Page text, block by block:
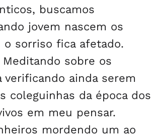
buscamos
jovem nascem os
sorriso fica afetado.
sobre os
verificando ainda serem
coleguinhas da época dos
em meu pensar.
mordendo um ao